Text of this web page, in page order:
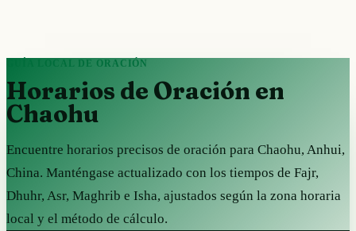
GUÍA LOCAL DE ORACIÓN
Horarios de Oración en
Chaohu
Encuentre horarios precisos de oración para Chaohu, Anhui,
China. Manténgase actualizado con los tiempos de Fajr,
Dhuhr, Asr, Maghrib e Isha, ajustados según la zona horaria
local y el método de cálculo.